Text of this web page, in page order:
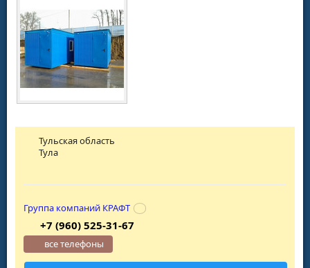
Тульская область
Тула
Группа компаний КРАФТ
+7 (960) 525-31-67
все телефоны